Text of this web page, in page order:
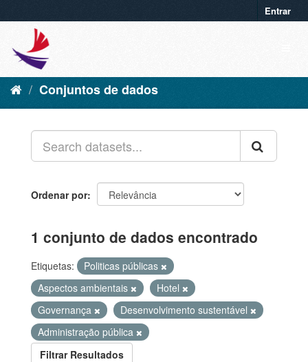
Entrar
Conjuntos de dados
Ordenar por
1 conjunto de dados encontrado
Etiquetas:
Politicas públicas
Aspectos ambientais
Hotel
Governança
Desenvolvimento sustentável
Administração pública
Filtrar Resultados